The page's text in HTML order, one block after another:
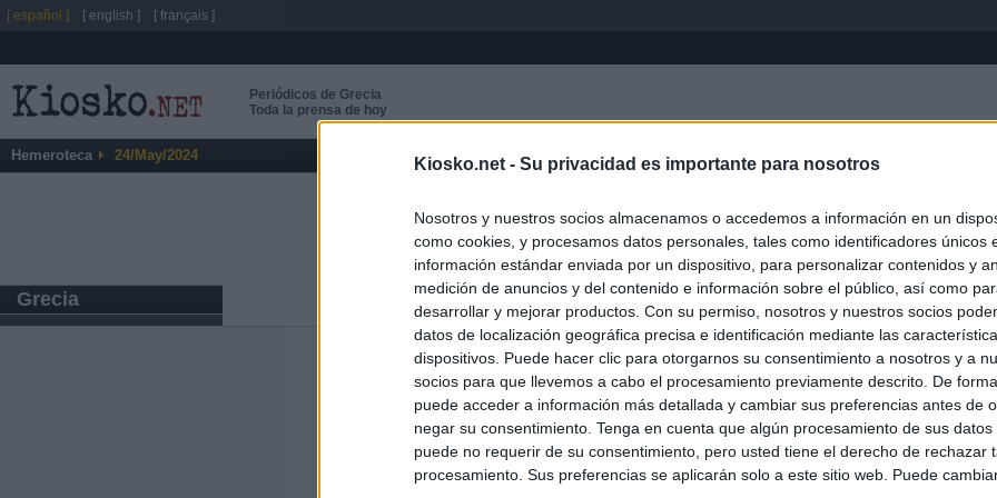
Kiosko.net - Su privacidad es importante para nosotros
Nosotros y nuestros socios almacenamos o accedemos a información en un
como cookies, y procesamos datos personales, tales como identificadores únicos
información estándar enviada por un dispositivo, para personalizar contenidos y
medición de anuncios y del contenido e información sobre el público, así como
desarrollar y mejorar productos. Con su permiso, nosotros y nuestros socios
datos de localización geográfica precisa e identificación mediante las
dispositivos. Puede hacer clic para otorgarnos su consentimiento a nosotros y a
socios para que llevemos a cabo el procesamiento previamente descrito. De
puede acceder a información más detallada y cambiar sus preferencias antes de
negar su consentimiento. Tenga en cuenta que algún procesamiento de sus
puede no requerir de su consentimiento, pero usted tiene el derecho de rechazar
procesamiento. Sus preferencias se aplicarán solo a este sitio web. Puede
Periódicos de Grecia
Toda la prensa de hoy
Hemeroteca 24/May/2024 Inicio
Grecia
Últimas noticias
España reintroduce los controles a los viajeros procedentes de Italia en respuesta
a la negativa de Meloni
Italia rechaza el ultimátum del Gobierno y mantiene los controles a viajeros de
del
[ español ] [ english ] [ français ]